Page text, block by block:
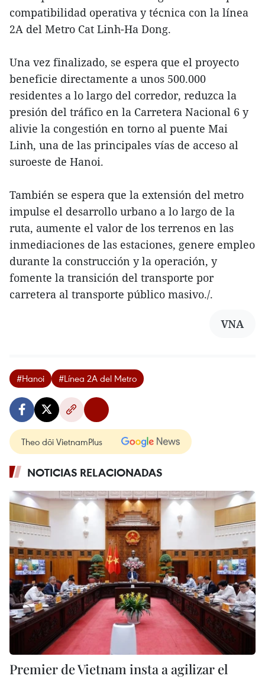
compatibilidad operativa y técnica con la línea
2A del Metro Cat Linh-Ha Dong.
Una vez finalizado, se espera que el proyecto
beneficie directamente a unos 500.000
residentes a lo largo del corredor, reduzca la
presión del tráfico en la Carretera Nacional 6 y
alivie la congestión en torno al puente Mai
Linh, una de las principales vías de acceso al
suroeste de Hanoi.
También se espera que la extensión del metro
impulse el desarrollo urbano a lo largo de la
ruta, aumente el valor de los terrenos en las
inmediaciones de las estaciones, genere empleo
durante la construcción y la operación, y
fomente la transición del transporte por
carretera al transporte público masivo./.
VNA
#Hanoi #Línea 2A del Metro
Theo dõi VietnamPlus
NOTICIAS RELACIONADAS
Premier de Vietnam insta a agilizar el